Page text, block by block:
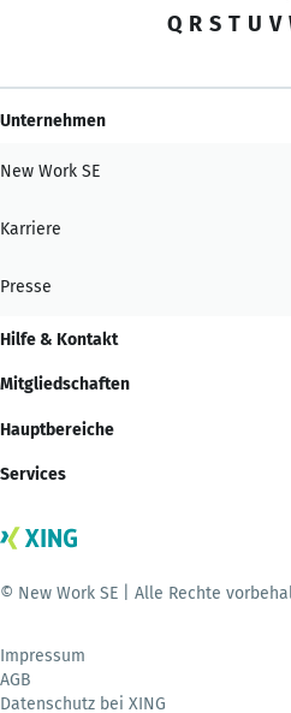
Q R S T U V
Unternehmen
New Work SE
Karriere
Presse
Hilfe & Kontakt
Mitgliedschaften
Hauptbereiche
Services
© New Work SE | Alle Rechte
Impressum
AGB
Datenschutz bei XING